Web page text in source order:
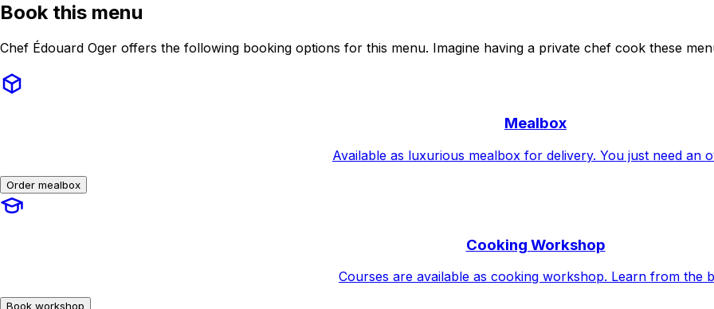
Book this menu
Chef Édouard Oger offers the following booking options for this menu. Imagine having a private chef cook these
Mealbox
Available as luxurious mealbox for delivery. You just need an
Order mealbox
Cooking Workshop
Courses are available as cooking workshop. Learn from the
Book workshop